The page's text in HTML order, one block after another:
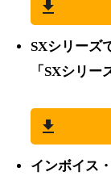
SXシリーズ
「SXシリー
インボイス